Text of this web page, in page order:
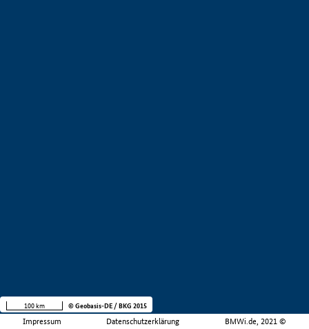
Impressum Datenschutzerklärung BMWi.de, 2021 ©
100 km © Geobasis-DE / BKG 2015